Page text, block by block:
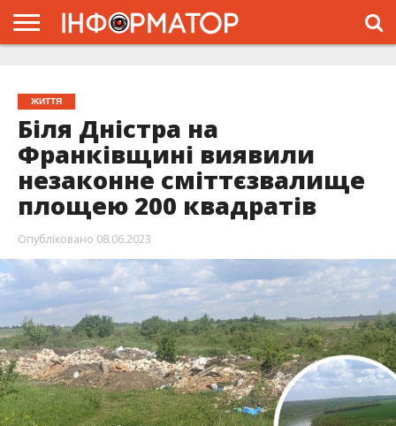
ЖИТТЯ
Біля Дністра на
Франківщині виявили
незаконне сміттєзвалище
площею 200 квадратів
Опубліковано 08.06.2023